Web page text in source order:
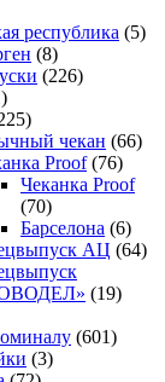
республика (5)
(8)
(226)
чекан (66)
Proof(76)
Чеканка Proof
(70)
Барселона (6)
АЦ (64)
(19)
(601)
(3)